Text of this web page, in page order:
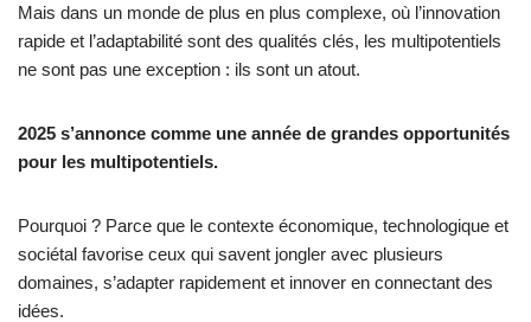
Mais dans un monde de plus en plus complexe, où l’innovation
rapide et l’adaptabilité sont des qualités clés, les multipotentiels
ne sont pas une exception : ils sont un atout.
2025 s’annonce comme une année de grandes opportunités
pour les multipotentiels.
Pourquoi ? Parce que le contexte économique, technologique et
sociétal favorise ceux qui savent jongler avec plusieurs
domaines, s’adapter rapidement et innover en connectant des
idées.